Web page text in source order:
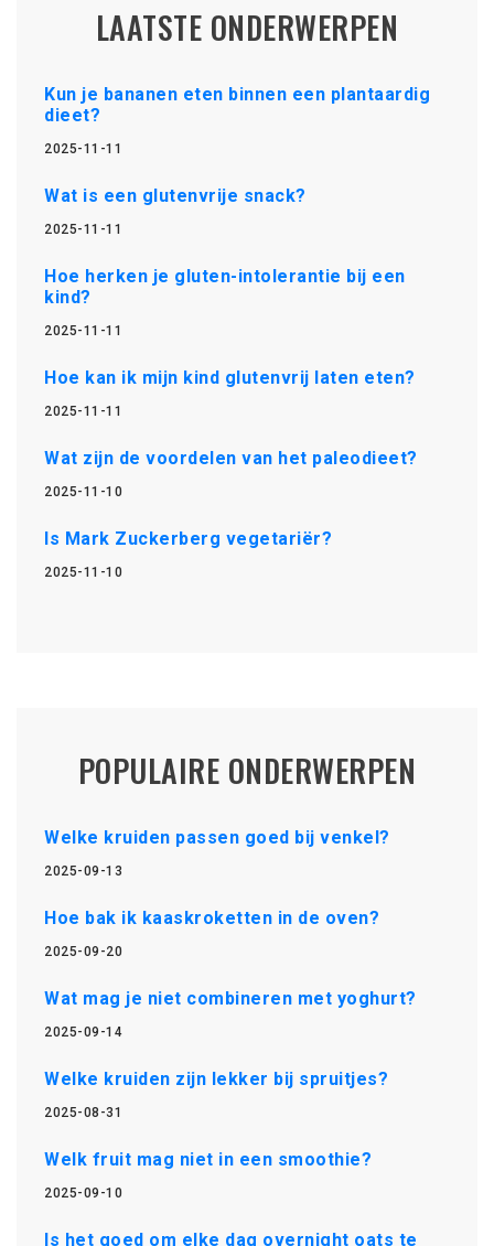
LAATSTE ONDERWERPEN
Kun je bananen eten binnen een plantaardig
dieet?
2025-11-11
Wat is een glutenvrije snack?
2025-11-11
Hoe herken je gluten-intolerantie bij een
kind?
2025-11-11
Hoe kan ik mijn kind glutenvrij laten eten?
2025-11-11
Wat zijn de voordelen van het paleodieet?
2025-11-10
Is Mark Zuckerberg vegetariër?
2025-11-10
POPULAIRE ONDERWERPEN
Welke kruiden passen goed bij venkel?
2025-09-13
Hoe bak ik kaaskroketten in de oven?
2025-09-20
Wat mag je niet combineren met yoghurt?
2025-09-14
Welke kruiden zijn lekker bij spruitjes?
2025-08-31
Welk fruit mag niet in een smoothie?
2025-09-10
Is het goed om elke dag overnight oats te